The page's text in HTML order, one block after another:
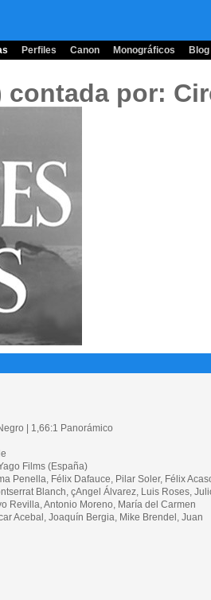
Perfiles Canon Monográficos Blog
contada por:
| 1,66:1 Panorámico
Films (España)
Penella, Félix Dafauce, Pilar Soler, Félix
Blanch, çAngel Álvarez, Luis Roses,
Revilla, Antonio Moreno, María del Carmen
Acebal, Joaquín Bergia, Mike Brendel, Juan